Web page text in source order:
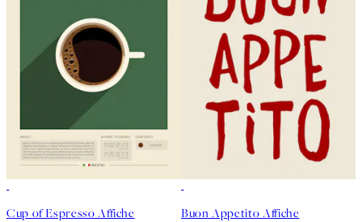
Cup of Espresso Affiche Buon Appetito Affiche